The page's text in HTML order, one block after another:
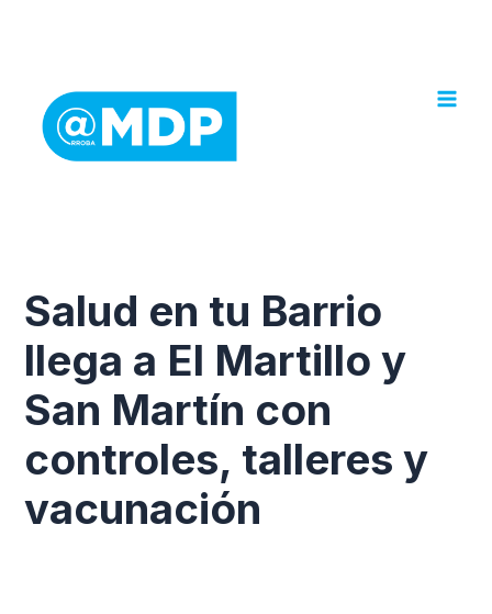
Salud en tu Barrio
llega a El Martillo y
San Martín con
controles, talleres y
vacunación